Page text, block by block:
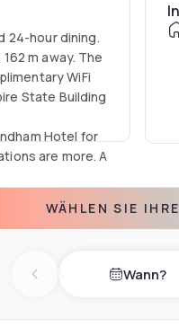
24-hour dining.
m away. The
WiFi
State Building
Hotel for
are more. A
WÄHLEN SIE
Previous day Wann?